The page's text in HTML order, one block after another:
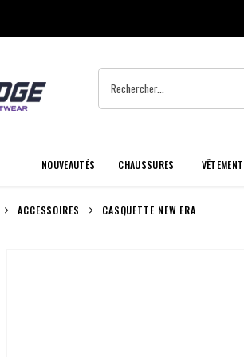
NOUVEAUTÉS CHAUSSURES
ACCESSOIRES CASQUETTE NEW ERA